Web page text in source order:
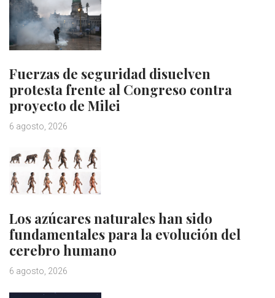
Fuerzas de seguridad disuelven
protesta frente al Congreso contra
proyecto de Milei
6 agosto, 2026
Los azúcares naturales han sido
fundamentales para la evolución del
cerebro humano
6 agosto, 2026